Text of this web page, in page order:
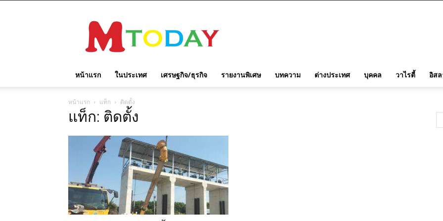
TODAY
หน้าแรก ในประเทศ เศรษฐกิจ/ธุรกิจ รายงานพิเศษ บทความ ต่างประเทศ บุคคล วาไรตี้ อิส
หน้าแรก แท็ก ติดตั้ง
แท็ก: ติดตั้ง